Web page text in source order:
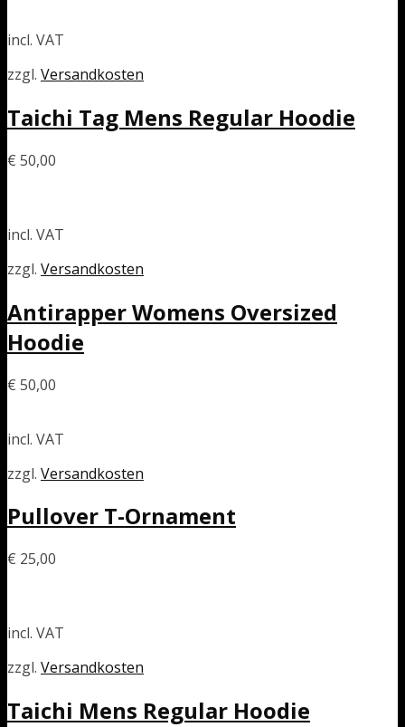
incl. VAT
zzgl. Versandkosten
Taichi Tag Mens Regular Hoodie
€ 50,00
incl. VAT
zzgl. Versandkosten
Antirapper Womens Oversized
Hoodie
€ 50,00
incl. VAT
zzgl. Versandkosten
Pullover T-Ornament
€ 25,00
incl. VAT
zzgl. Versandkosten
Taichi Mens Regular Hoodie